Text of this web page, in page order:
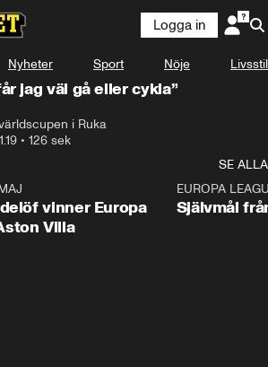
Logga in
Nyheter Sport Nöje Livsstil
jag väl gå eller cykla”
i Ruka
• 126 sek
SE ALLA
vinner Europa
Villa
EUROPA
Självmål